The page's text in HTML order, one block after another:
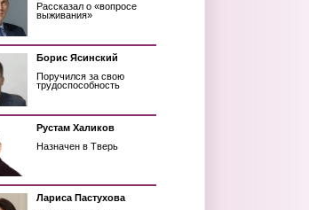
Рассказал о «вопросе
выживания»
Борис Ясинский
Поручился за свою
трудоспособность
Рустам Халиков
Назначен в Тверь
Лариса Пастухова